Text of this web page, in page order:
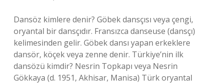
Dansöz kimlere denir? Göbek dansçısı veya çengi,
oryantal bir dansçıdır. Fransızca danseuse (dansçı)
kelimesinden gelir. Göbek dansı yapan erkeklere
dansör, köçek veya zenne denir. Türkiye’nin ilk
dansözü kimdir? Nesrin Topkapı veya Nesrin
Gökkaya (d. 1951, Akhisar, Manisa) Türk oryantal